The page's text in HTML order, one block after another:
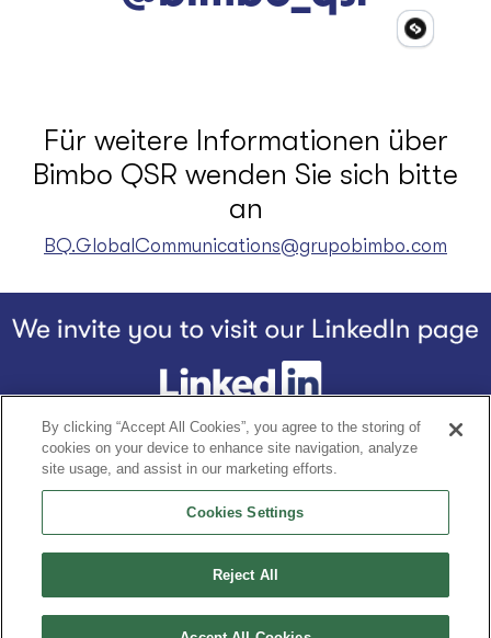
Für weitere Informationen über
Bimbo QSR wenden Sie sich bitte
an
BQ.GlobalCommunications@grupobimbo.com
Footer
HomeUnsere StoryUnsere ProdukteDer Bq-Unterschied
Allgemeine Geschäftsbedingungen
Ein stolzes Mitglied der Grupo Bimbo
By clicking “Accept All Cookies”, you agree to the storing of
cookies on your device to enhance site navigation, analyze
site usage, and assist in our marketing efforts.
Cookies Settings
Reject All